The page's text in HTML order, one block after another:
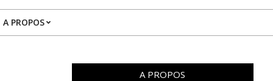
A PROPOS
A PROPOS